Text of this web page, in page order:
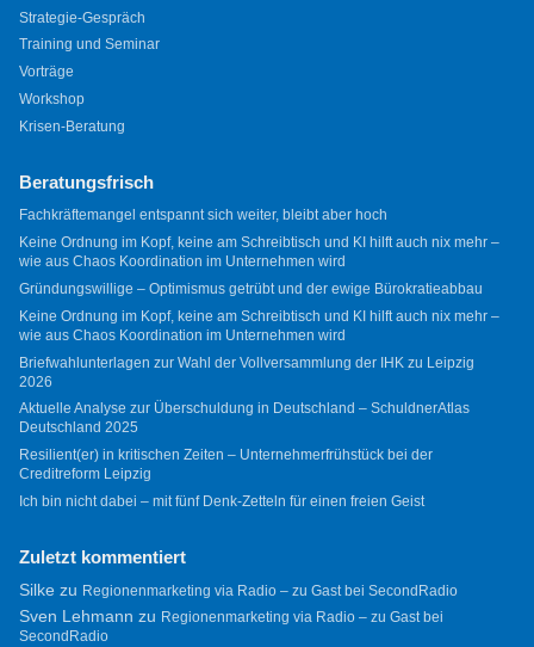
Strategie-Gespräch
Training und Seminar
Vorträge
Workshop
Krisen-Beratung
Beratungsfrisch
Fachkräftemangel entspannt sich weiter, bleibt aber hoch
Keine Ordnung im Kopf, keine am Schreibtisch und KI hilft auch nix mehr –
wie aus Chaos Koordination im Unternehmen wird
Gründungswillige – Optimismus getrübt und der ewige Bürokratieabbau
Keine Ordnung im Kopf, keine am Schreibtisch und KI hilft auch nix mehr –
wie aus Chaos Koordination im Unternehmen wird
Briefwahlunterlagen zur Wahl der Vollversammlung der IHK zu Leipzig
2026
Aktuelle Analyse zur Überschuldung in Deutschland – SchuldnerAtlas
Deutschland 2025
Resilient(er) in kritischen Zeiten – Unternehmerfrühstück bei der
Creditreform Leipzig
Ich bin nicht dabei – mit fünf Denk-Zetteln für einen freien Geist
Zuletzt kommentiert
Silkezu Regionenmarketing via Radio – zu Gast bei SecondRadio
Sven Lehmann zu Regionenmarketing via Radio – zu Gast bei
SecondRadio